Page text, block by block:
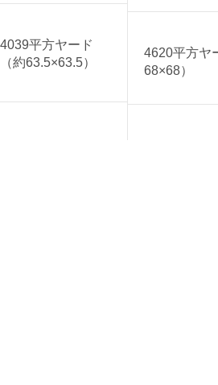
4039平方ヤード
（約63.5×63.5）
4620平方ヤ
68×68）